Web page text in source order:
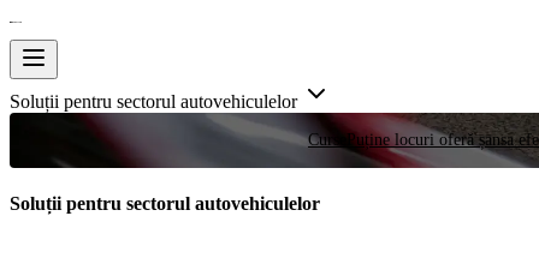
Soluții pentru sectorul autovehiculelor
Curse Puține locuri oferă șansa
Soluții pentru sectorul autovehiculelor